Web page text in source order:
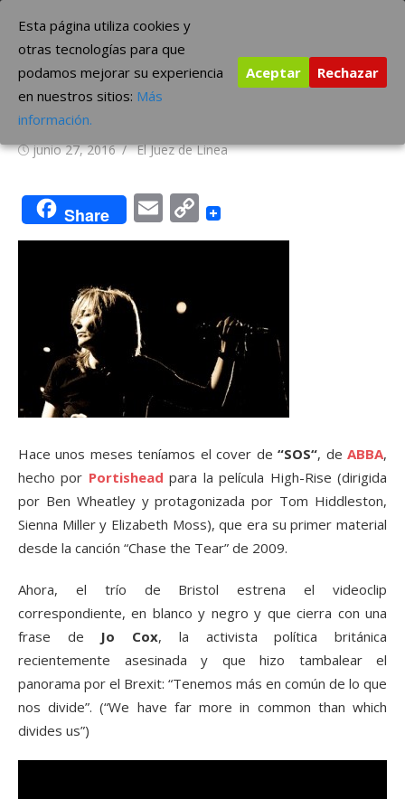
contenido
The Borderline Music
Portishead, video de su cover
de ABBA
Publicada
junio 27, 2016 Autor
El Juez de Linea
Share EmailCopy
Link
Hace unos meses teníamos el cover de“SOS“, deABBA,
hecho por Portishead para la película High-Rise (dirigida
por Ben Wheatley y protagonizada por Tom Hiddleston,
Sienna Miller y Elizabeth Moss), que era su primer material
desde la canción “Chase the Tear” de 2009.
Ahora, el trío de Bristol estrena el videoclip
correspondiente, en blanco y negro y que cierra con una
frase de Jo Cox, la activista política británica
recientemente asesinada y que hizo tambalear el
panorama por el Brexit: “Tenemos más en común de lo que
nos divide”. (“We have far more in common than which
divides us”)
Esta página utiliza cookies y
otras tecnologías para que
podamos mejorar su experiencia
en nuestros sitios: Más
información.
Aceptar Rechazar